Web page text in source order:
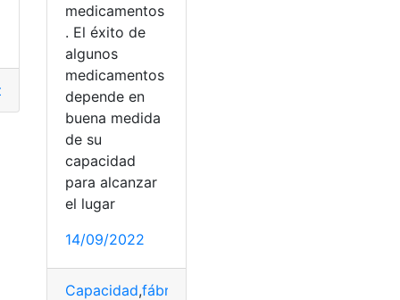
En Farmacia, Ventajas
Licenciatura en Química Farmacéutica
CalientE,Comida,comidas
medicamentos
. El éxito de
algunos
medicamentos
depende en
buena medida
de su
capacidad
para alcanzar
el lugar
14/09/2022
Capacidad,fábrica